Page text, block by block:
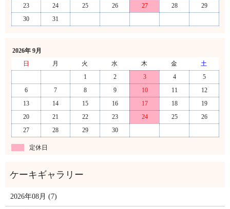
23
24 25 26 27 28
29
30
31
2026年 9月
日
月 火 水 木 金
土
1
2 3 4
5
6
7 8 9 10 11
12
13
14 15 16 17 18
19
20
21 22 23 24 25
26
27
28 29 30
定休日
2026年08月 (7)